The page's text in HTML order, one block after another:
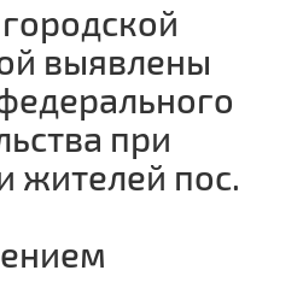
выявлены
при
жителей пос.